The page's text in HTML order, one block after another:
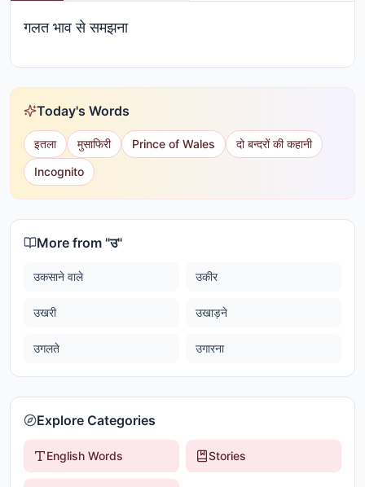
गलत भाव से समझना
Today's Words
इतला मुसाफिरी Prince of Wales
दो बन्दरों की कहानी
Incognito
More from "उ"
उकसाने वाले उकीर
उखरी उखाड़ने
उगलते उगारना
Explore Categories
English Words Stories